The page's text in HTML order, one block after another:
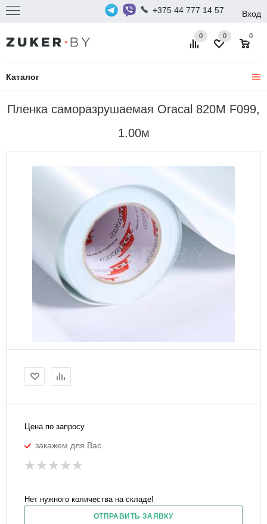
+375 44 777 14 57 Вход
Каталог
0 0
0
Пленка саморазрушаемая Oracal 820M F099,
1.00м
Цена по запросу
закажем для Вас
Нет нужного количества на складе!
ОТПРАВИТЬ ЗАЯВКУ